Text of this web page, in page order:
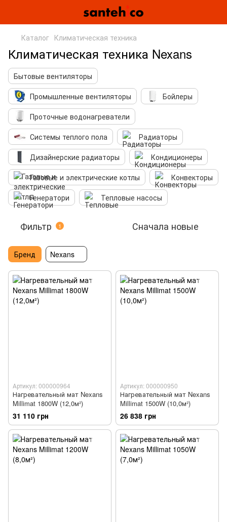
Каталог Климатическая техника
Климатическая техника Nexans
Бытовые вентиляторы
Промышленные вентиляторы
Бойлеры
Проточные водонагреватели
Системы теплого пола
Радиаторы
Дизайнерские радиаторы
Кондиционеры
Газовые и электрические котлы
Конвекторы
Генератори
Тепловые насосы
Фильтр 1 Сначала новые
Бренд Nexans
Артикул: 000000964
Нагревательный мат Nexans
Millimat 1800W (12,0м²)
31 110 грн
Артикул: 000000950
Нагревательный мат Nexans
Millimat 1500W (10,0м²)
26 838 грн